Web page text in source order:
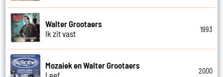
Walter Grootaers
Ik zit vast
1993
Mozaiek en Walter Grootaers
Leef
2000